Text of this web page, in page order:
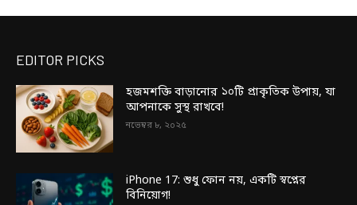
EDITOR PICKS
হজমশক্তি বাড়ানোর ১০টি প্রাকৃতিক উপায়, যা
আপনাকে সুস্থ রাখবে!
নভেম্বর ৮, ২০২৫
iPhone 17: শুধু ফোন নয়, একটি স্বপ্নের
বিনিয়োগ!